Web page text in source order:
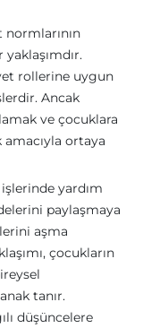
rollerine uygun
Ancak
ve çocuklara
ortaya
yardım
paylaşmaya
aşma
çocukların
tanır.
düşüncelere